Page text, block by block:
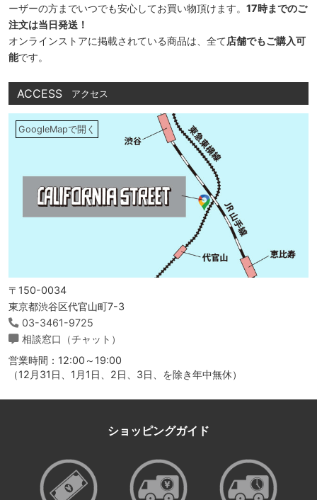
ーザーの方までいつでも安心してお買い物頂けます。 17時までのご
注文は当日発送！
オンラインストアに掲載されている商品は、全て店舗でもご購入可
能です。
ACCESS アクセス
GoogleMapで開く
〒150-0034
東京都渋谷区代官山町7-3
03-3461-9725
相談窓口（チャット）
営業時間：12:00～19:00
（12月31日、1月1日、2日、3日、を除き年中無休）
ショッピングガイド